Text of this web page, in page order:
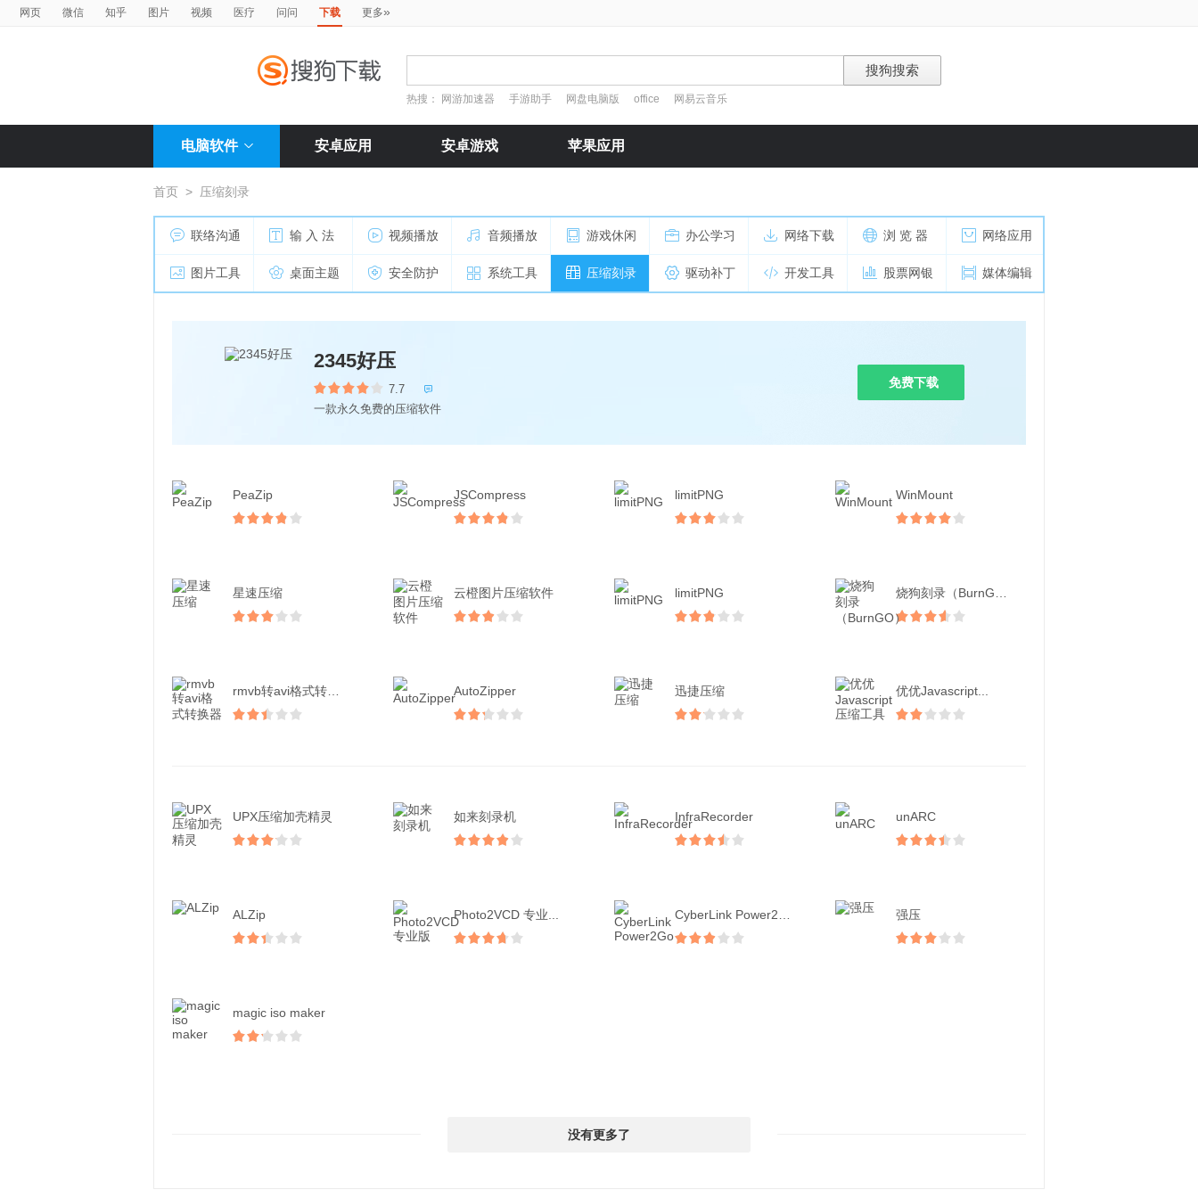
网页 微信 知乎 图片 视频 医疗 问问 下载 更多»
热搜： 网游加速器 手游助手 网盘电脑版 office 网易云音乐
电脑软件 安卓应用 安卓游戏 苹果应用
首页 > 压缩刻录
联络沟通 输 入 法 视频播放 音频播放 游戏休闲 办公学习 网络下载 浏 览 器 网络应用
图片工具 桌面主题 安全防护 系统工具 压缩刻录 驱动补丁 开发工具 股票网银 媒体编辑
2345好压
7.7 
一款永久免费的压缩软件
免费下载
PeaZip JSCompress limitPNG WinMount
星速压缩 云橙图片压缩软件 limitPNG
AutoZipper 迅捷压缩 优优Javascript...
UPX压缩加壳精灵 如来刻录机 InfraRecorder unARC
ALZip Photo2VCD 专业... 强压
magic iso maker
没有更多了